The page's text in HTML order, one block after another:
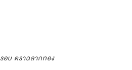
อบ ตราฉลากทอง